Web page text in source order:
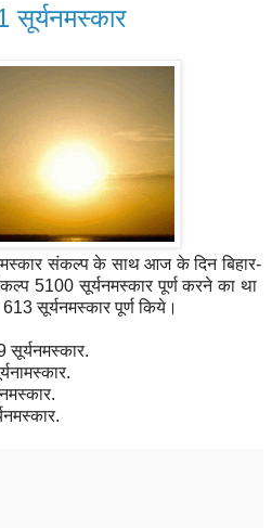
सूर्यनमस्कार
संकल्प के साथ आज के दिन बिहार-
5100 सूर्यनमस्कार पूर्ण करने का था
सूर्यनमस्कार पूर्ण किये।
सूर्यनमस्कार.